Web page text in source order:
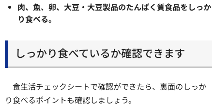
肉、魚、卵、大豆・大豆製品のたんぱく質食品をしっか
り食べる。
しっかり食べているか確認できます
食生活チェックシートで確認ができたら、裏面のしっか
り食べるポイントも確認しましょう。